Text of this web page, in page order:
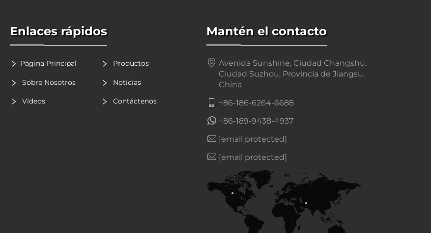
Enlaces rápidos
Página Principal Productos
Sobre Nosotros Noticias
Vídeos Contáctenos
Mantén el contacto
Avenida Sunshine, Ciudad Changshu,
Ciudad Suzhou, Provincia de Jiangsu,
China
+86-186-6264-6688
+86-189-9438-4937
[email protected]
[email protected]